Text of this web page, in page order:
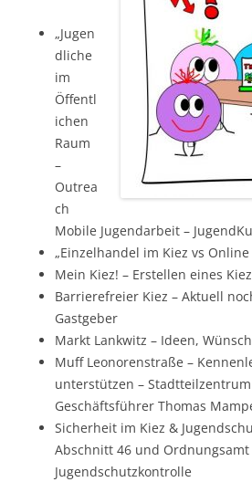
„Jugen
dliche
im
Öffentl
ichen
Raum
–
Outrea
ch
Mobile Jugendarbeit –
„Einzelhandel im Kiez vs
Mein Kiez! – Erstellen eines
Barrierefreier Kiez – Aktuell
Gastgeber
Markt Lankwitz – Ideen,
Muff Leonorenstraße –
unterstützen – Stadtteilzentrum
Geschäftsführer Thomas
Sicherheit im Kiez &
Abschnitt 46 und Ordnungsamt
Jugendschutzkontrolle